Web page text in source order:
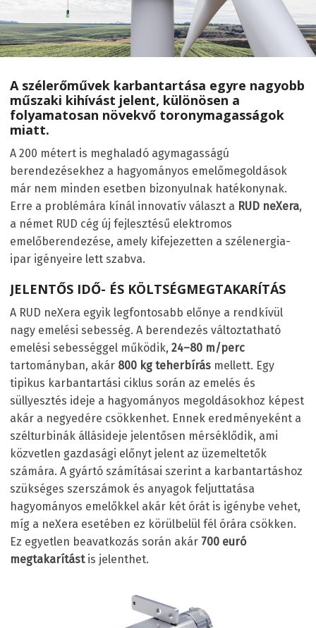
A szélerőművek karbantartása egyre nagyobb
műszaki kihívást jelent, különösen a
folyamatosan növekvő toronymagasságok
miatt.
A 200 métert is meghaladó agymagasságú
berendezésekhez a hagyományos emelőmegoldások
már nem minden esetben bizonyulnak hatékonynak.
Erre a problémára kínál innovatív választ a RUD neXera,
a német RUD cég új fejlesztésű elektromos
emelőberendezése, amely kifejezetten a szélenergia-
ipar igényeire lett szabva.
JELENTŐS IDŐ- ÉS KÖLTSÉGMEGTAKARÍTÁS
A RUD neXera egyik legfontosabb előnye a rendkívül
nagy emelési sebesség. A berendezés változtatható
emelési sebességgel működik, 24–80 m/perc
tartományban, akár 800 kg teherbírás mellett. Egy
tipikus karbantartási ciklus során az emelés és
süllyesztés ideje a hagyományos megoldásokhoz képest
akár a negyedére csökkenhet. Ennek eredményeként a
szélturbinák állásideje jelentősen mérséklődik, ami
közvetlen gazdasági előnyt jelent az üzemeltetők
számára. A gyártó számításai szerint a karbantartáshoz
szükséges szerszámok és anyagok feljuttatása
hagyományos emelőkkel akár két órát is igénybe vehet,
míg a neXera esetében ez körülbelül fél órára csökken.
Ez egyetlen beavatkozás során akár 700 euró
megtakarítástis jelenthet.